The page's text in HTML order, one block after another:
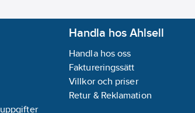
Handla hos Ahlsell
Handla hos oss
Faktureringssätt
Villkor och priser
Retur & Reklamation